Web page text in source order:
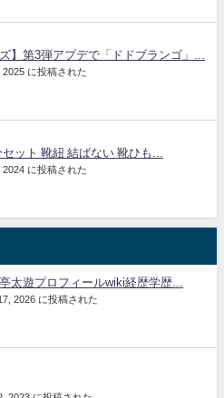
】第3弾アプデで「ドドブランゴ」...
2025 に投稿された
セット 靴紐 結ばない 靴ひも...
2024 に投稿された
太遊プロフィールwiki経歴学歴...
2026 に投稿された